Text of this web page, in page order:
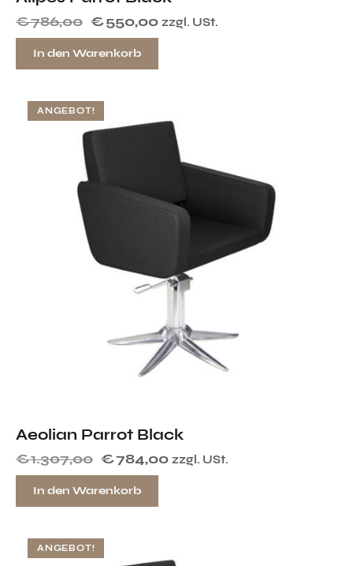
€786,00 €550,00 zzgl. USt.
In den Warenkorb
ANGEBOT!
Aeolian Parrot Black
€1.307,00 €784,00 zzgl. USt.
In den Warenkorb
ANGEBOT!